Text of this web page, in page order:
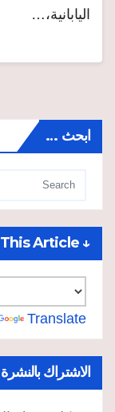
اليابانية،…
ابحث …
↓ Translate This Article
Translate
الاشتراك بالنشرة